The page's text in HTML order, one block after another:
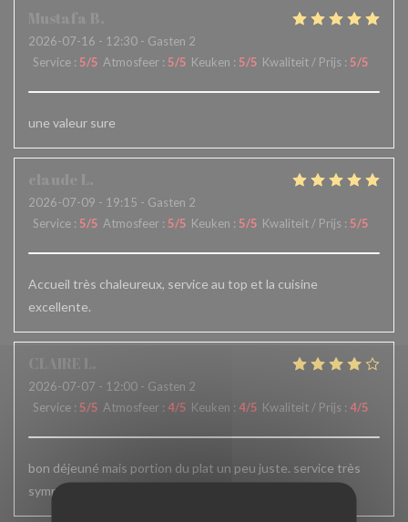
2026-07-16 - 12:30 - Gasten 2
Service : 5/5 Atmosfeer : 5/5 Keuken : 5/5 Kwaliteit / Prijs : 5/5
une valeur sure
2026-07-09 - 19:15 - Gasten 2
Service : 5/5 Atmosfeer : 5/5 Keuken : 5/5 Kwaliteit / Prijs : 5/5
Accueil très chaleureux, service au top et la cuisine
excellente.
2026-07-07 - 12:00 - Gasten 2
Service : 5/5 Atmosfeer : 4/5 Keuken : 4/5 Kwaliteit / Prijs : 4/5
bon déjeuné mais portion du plat un peu juste. service très
sympa.